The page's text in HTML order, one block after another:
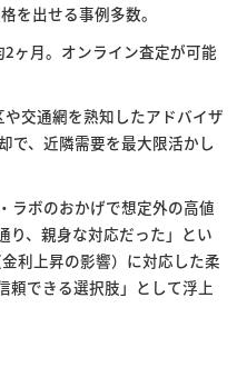
を出せる事例多数。
ヶ月。オンライン査定が可能
交通網を熟知したアドバイザ
で、近隣需要を最大限活かし
ラボのおかげで想定外の高値
り、親身な対応だった」とい
利上昇の影響）に対応した柔
頼できる選択肢」として浮上